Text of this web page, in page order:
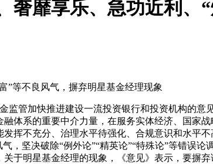
奢靡享乐、急功近利、
”等不良风气，摒弃明星基金经理现象
监管加快推进建设一流投资银行和投资机构的
体系的重要中介力量，在服务实体经济、国家
挥不充分、治理水平待强化、合规意识和水平
，坚决破除“例外论”“精英论”“特殊论”等错误
于明星基金经理的现象，《意见》表示，要摒